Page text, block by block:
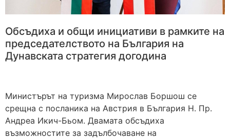
Обсъдиха и общи инициативи в рамките на
председателството на България на
Дунавската стратегия догодина
Министърът на туризма Мирослав Боршош се
срещна с посланика на Австрия в България Н. Пр.
Андреа Икич-Бьом. Двамата обсъдиха
възможностите за задълбочаване на